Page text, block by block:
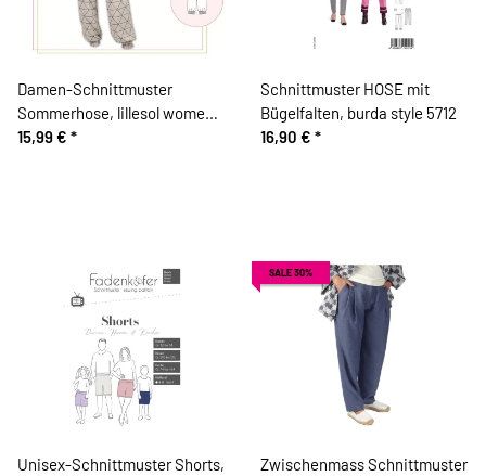
Damen-Schnittmuster
Sommerhose, lillesol women
No.7
15,99 € *
Schnittmuster HOSE mit
Bügelfalten, burda style 5712
16,90 € *
Unisex-Schnittmuster Shorts,
SALE 30%
Zwischenmass Schnittmuster